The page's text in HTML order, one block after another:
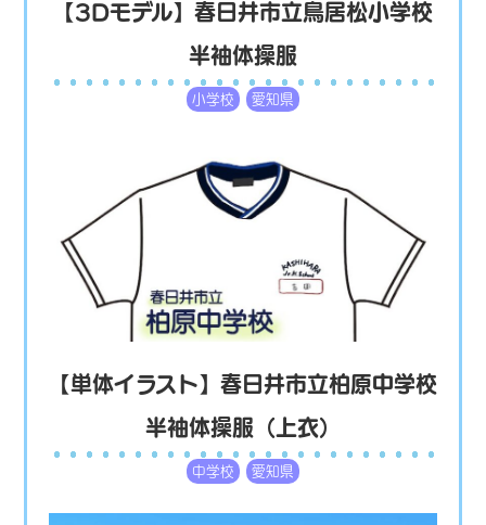
【3Dモデル】春日井市立鳥居松小学校
半袖体操服
小学校 愛知県
【単体イラスト】春日井市立柏原中学校
半袖体操服（上衣）
中学校 愛知県